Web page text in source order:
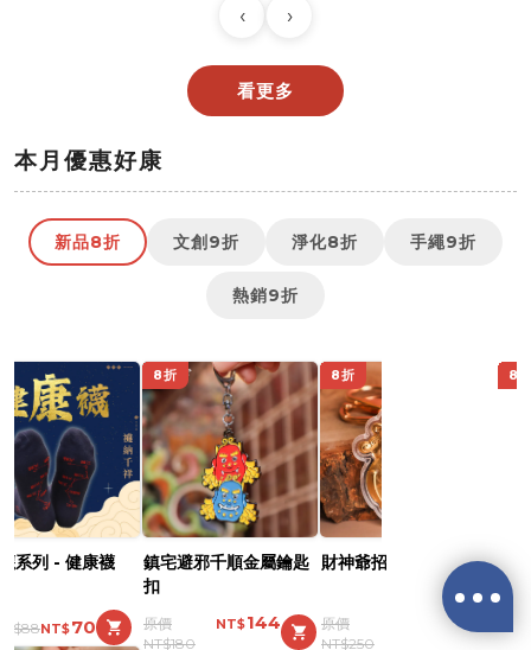
‹ ›
看更多
本月優惠好康
新品8折 文創9折 淨化8折 手繩9折
熱銷9折
系列 - 健康襪
88 70
8折
鎮宅避邪千順金屬鑰匙
扣
180
144
8折
財神爺招財錢母鑰匙扣
250
200
8
避
吊飾
鎮瀾買足
鎮瀾宮中元祭不要錯過
中元代拜、不必自己忙
鎮瀾宮中元超渡亡者
①滿$1688 贈元寶小馬過爐娃娃
吊飾
②滿$3688 贈超實用萬能擦拭布
新朋友不知道怎麼買嗎？
https://mazubuy.tw/wT8GC